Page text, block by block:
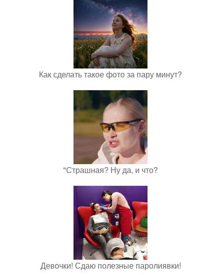
Как сделать такое фото за пару минут?
"Страшная? Ну да, и что?
Девочки! Сдаю полезные паролиявки!